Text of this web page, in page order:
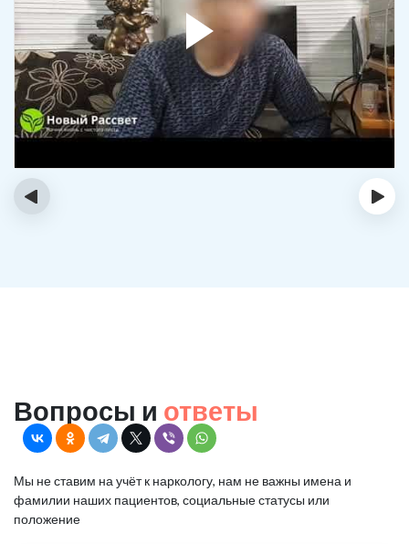
‹ ›
Вопросы и ответы
Мы не ставим на учёт к наркологу, нам не важны имена и
фамилии наших пациентов, социальные статусы или
положение